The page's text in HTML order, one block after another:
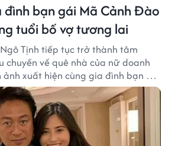
đình bạn gái Mã Cảnh Đào
tuổi bố vợ tương lai
Tịnh tiếp tục trở thành tâm
chuyến về quê nhà của nữ doanh
xuất hiện cùng gia đình bạn gái
thu hút sự quan tâm trên mạng